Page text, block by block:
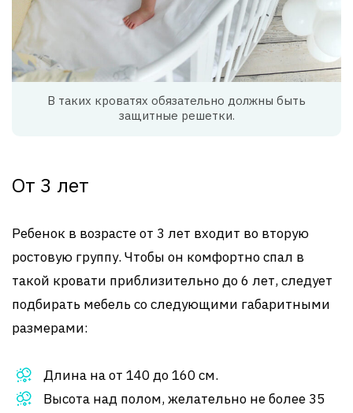
В таких кроватях обязательно должны быть
защитные решетки.
От 3 лет
Ребенок в возрасте от 3 лет входит во вторую
ростовую группу. Чтобы он комфортно спал в
такой кровати приблизительно до 6 лет, следует
подбирать мебель со следующими габаритными
размерами:
Длина на от 140 до 160 см.
Высота над полом, желательно не более 35